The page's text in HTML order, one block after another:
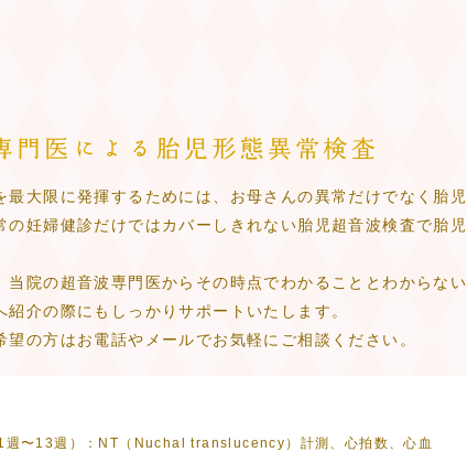
大限に発揮するためには、お母さんの異常だけでなく胎児
妊婦健診だけではカバーしきれない胎児超音波検査で胎児
院の超音波専門医からその時点でわかることとわからない
介の際にもしっかりサポートいたします。
の方はお電話やメールでお気軽にご相談ください。
週〜13週）：NT（Nuchal translucency）計測、心拍数、心血